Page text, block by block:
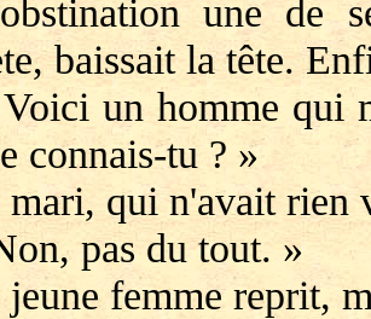
une de
baissait la tête.
un homme qui
connais-tu ? »
qui n'avait rien
pas du tout. »
femme reprit,